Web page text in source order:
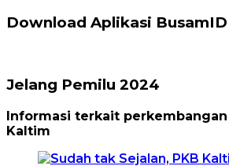
Download Aplikasi BusamID
Jelang Pemilu 2024
Informasi terkait
Kaltim